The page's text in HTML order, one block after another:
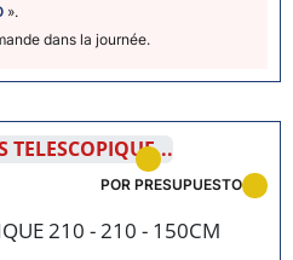
».
dans la journée.
210 - 210 - 150CM
POR PRESUPUESTO